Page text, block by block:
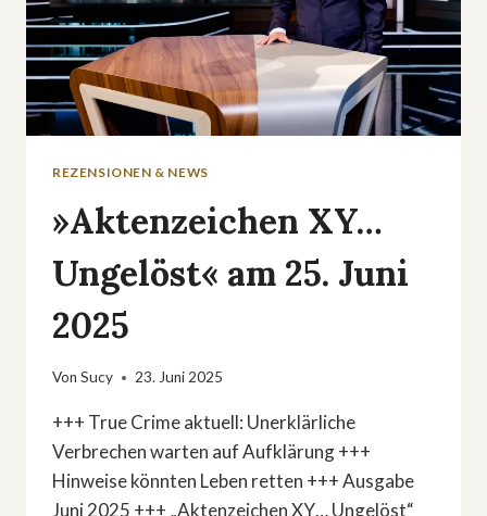
REZENSIONEN & NEWS
»Aktenzeichen XY…
Ungelöst« am 25. Juni
2025
Von Sucy 23. Juni 2025
+++ True Crime aktuell: Unerklärliche
Verbrechen warten auf Aufklärung +++
Hinweise könnten Leben retten +++ Ausgabe
Juni 2025 +++ „Aktenzeichen XY… Ungelöst“